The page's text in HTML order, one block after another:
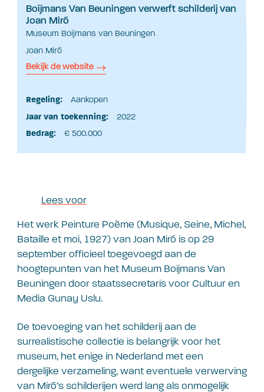
Boijmans Van Beuningen verwerft schilderij van
Joan Miró
Museum Boijmans van Beuningen
Joan Miró
Bekijk de website
Regeling:
Aankopen
Jaar van toekenning:
2022
Bedrag:
€ 500.000
Lees voor
Het werk Peinture Poème (Musique, Seine, Michel,
Bataille et moi, 1927) van Joan Miró is op 29
september officieel toegevoegd aan de
hoogtepunten van het Museum Boijmans Van
Beuningen door staatssecretaris voor Cultuur en
Media Gunay Uslu.
De toevoeging van het schilderij aan de
surrealistische collectie is belangrijk voor het
museum, het enige in Nederland met een
dergelijke verzameling, want eventuele verwerving
van Miró’s schilderijen werd lang als onmogelijk